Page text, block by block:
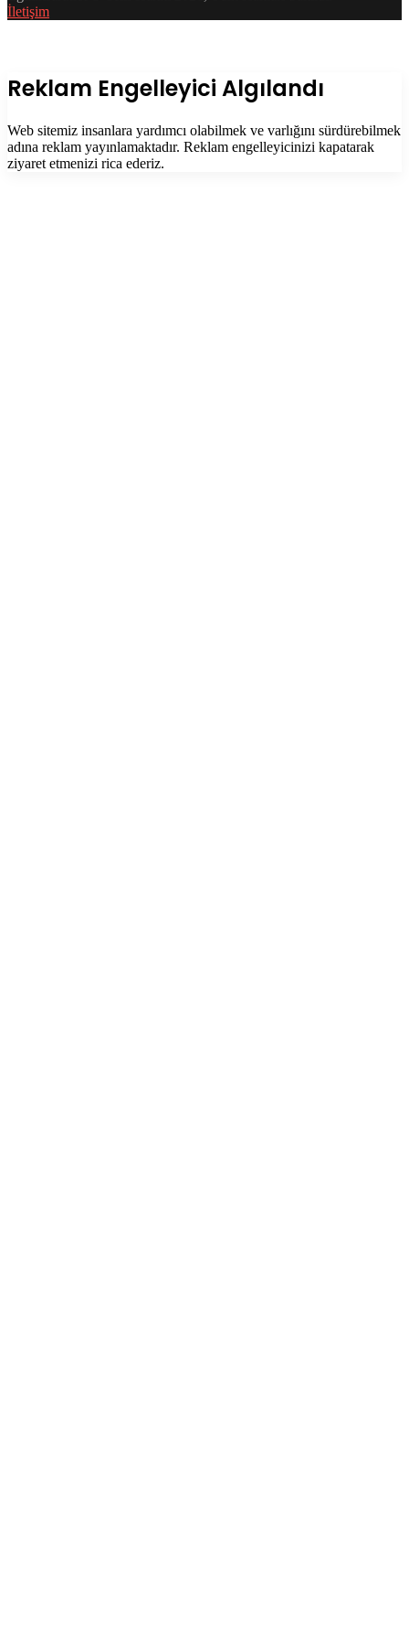
İletişim
Kapalı
Reklam Engelleyici Algılandı
Web sitemiz insanlara yardımcı olabilmek ve varlığını sürdürebilmek
adına reklam yayınlamaktadır. Reklam engelleyicinizi kapatarak
ziyaret etmenizi rica ederiz.